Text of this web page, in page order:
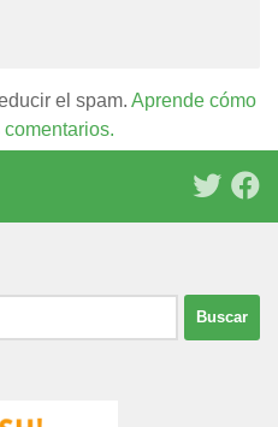
el spam. Aprende cómo